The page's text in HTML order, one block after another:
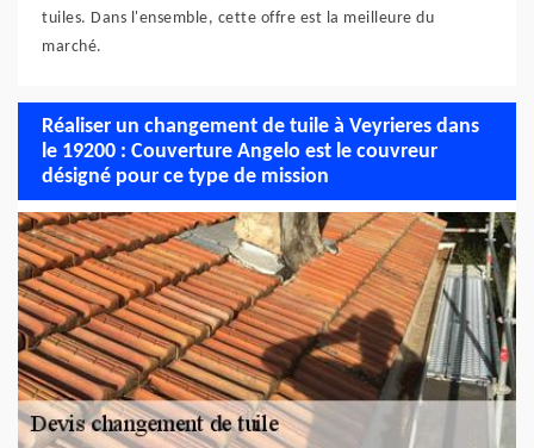
tuiles. Dans l'ensemble, cette offre est la meilleure du
marché.
Réaliser un changement de tuile à Veyrieres dans
le 19200 : Couverture Angelo est le couvreur
désigné pour ce type de mission